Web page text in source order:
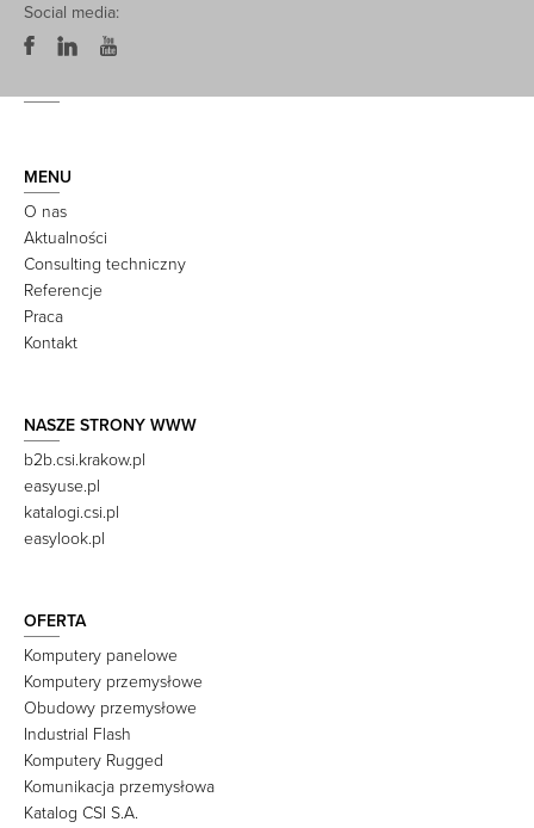
Social media:
MENU
O nas
Aktualności
Consulting techniczny
Referencje
Praca
Kontakt
NASZE STRONY WWW
b2b.csi.krakow.pl
easyuse.pl
katalogi.csi.pl
easylook.pl
OFERTA
Komputery panelowe
Komputery przemysłowe
Obudowy przemysłowe
Industrial Flash
Komputery Rugged
Komunikacja przemysłowa
Katalog CSI S.A.